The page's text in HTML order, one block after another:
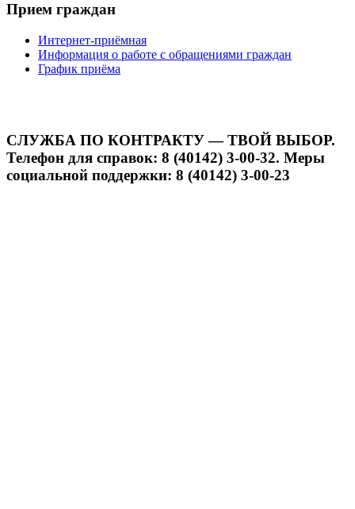
Прием граждан
Интернет-приёмная
Информация о работе с обращениями граждан
График приёма
СЛУЖБА ПО КОНТРАКТУ — ТВОЙ ВЫБОР.
Телефон для справок: 8 (40142) 3-00-32. Меры
социальной поддержки: 8 (40142) 3-00-23